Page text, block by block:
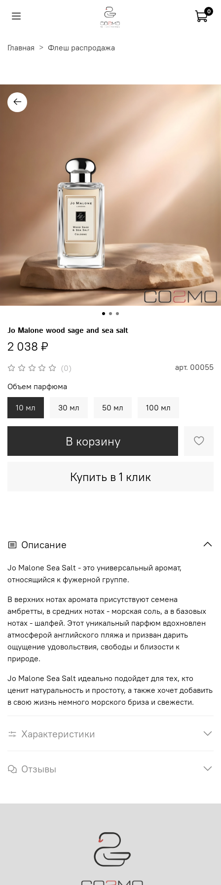
0
Главная Флеш распродажа
(0) арт. 00055
Jo Malone wood sage and sea salt
2 038 ₽
В корзину
Купить в 1 клик
Объем парфюма
10 мл 30 мл 50 мл 100 мл
Описание
Jo Malone Sea Salt - это универсальный аромат,
относящийся к фужерной группе.
В верхних нотах аромата присутствуют семена
амбретты, в средних нотах - морская соль, а в базовых
нотах - шалфей. Этот уникальный парфюм вдохновлен
атмосферой английского пляжа и призван дарить
ощущение удовольствия, свободы и близости к
природе.
Jo Malone Sea Salt идеально подойдет для тех, кто
ценит натуральность и простоту, а также хочет добавить
в свою жизнь немного морского бриза и свежести.
Характеристики
Отзывы